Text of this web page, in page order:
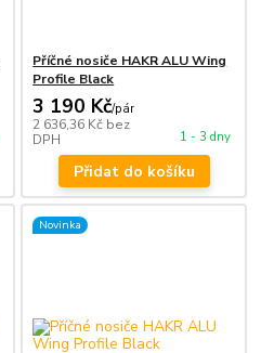
Příčné nosiče HAKR ALU Wing
Profile Black
3 190 Kč/pár
2 636,36 Kč bez
DPH
1 - 3 dny
Přidat do košíku
Novinka